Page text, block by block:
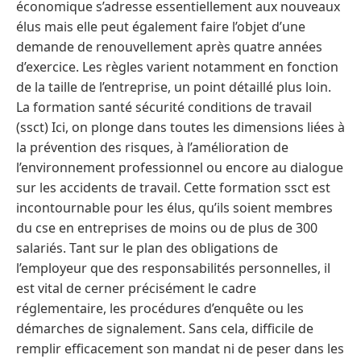
économique s’adresse essentiellement aux nouveaux
élus mais elle peut également faire l’objet d’une
demande de renouvellement après quatre années
d’exercice. Les règles varient notamment en fonction
de la taille de l’entreprise, un point détaillé plus loin.
La formation santé sécurité conditions de travail
(ssct) Ici, on plonge dans toutes les dimensions liées à
la prévention des risques, à l’amélioration de
l’environnement professionnel ou encore au dialogue
sur les accidents de travail. Cette formation ssct est
incontournable pour les élus, qu’ils soient membres
du cse en entreprises de moins ou de plus de 300
salariés. Tant sur le plan des obligations de
l’employeur que des responsabilités personnelles, il
est vital de cerner précisément le cadre
réglementaire, les procédures d’enquête ou les
démarches de signalement. Sans cela, difficile de
remplir efficacement son mandat ni de peser dans les